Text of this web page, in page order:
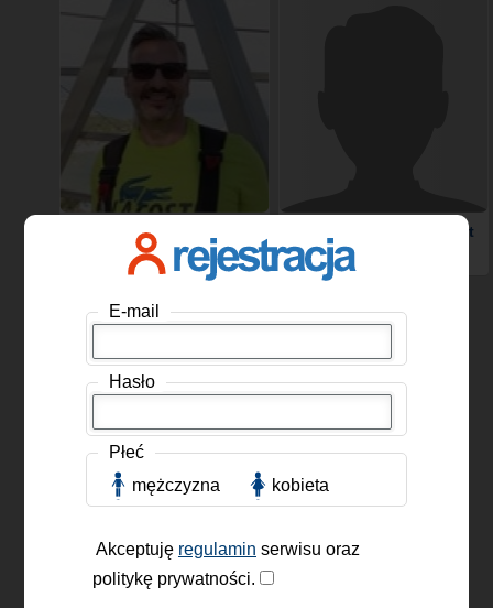
Diego022, Mężczyzna, 48
, Mężczyzna, 28 lat
burtonclive, Mężczyzna,
E-mail
Hasło
Płeć
mężczyzna
kobieta
Akceptuję regulamin serwisu oraz
politykę prywatności.